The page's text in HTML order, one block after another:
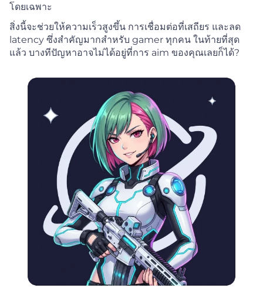
โดยเฉพาะ
สิ่งนี้จะช่วยให้ความเร็วสูงขึ้น การเชื่อมต่อที่เสถียร และลด
latency ซึ่งสำคัญมากสำหรับ gamer ทุกคน ในท้ายที่สุด
แล้ว บางทีปัญหาอาจไม่ได้อยู่ที่การ aim ของคุณเลยก็ได้?